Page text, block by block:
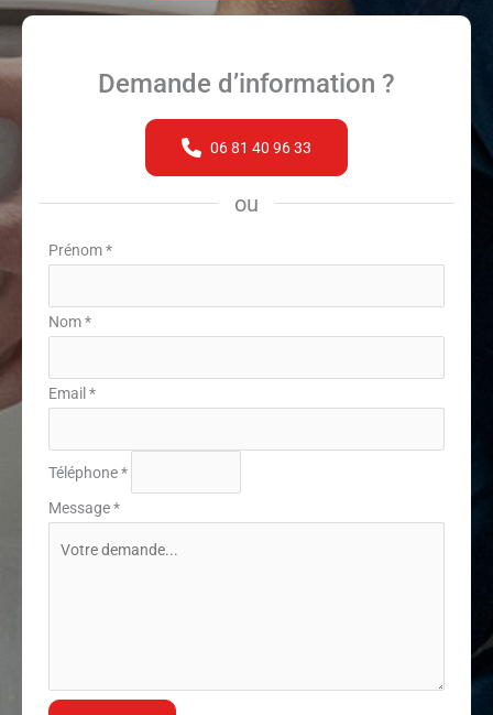
Demande d’information ?
06 81 40 96 33
ou
Formulaire
avec
téléphone
Prénom*
Nom*
Email *
Téléphone*
Message*